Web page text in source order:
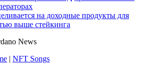
на доходные продукты для
выше стейкинга
News
| NFT Songs